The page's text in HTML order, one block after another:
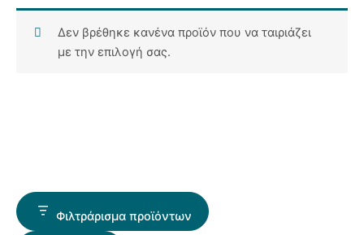
Φιλτράρισμα προϊόντων
Δεν βρέθηκε κανένα προϊόν που να ταιριάζει
με την επιλογή σας.